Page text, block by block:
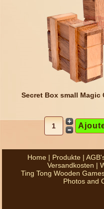
Secret Box small Magic
Home| Produkte|
Versandkosten |
Ting Tong Wooden
Photos and